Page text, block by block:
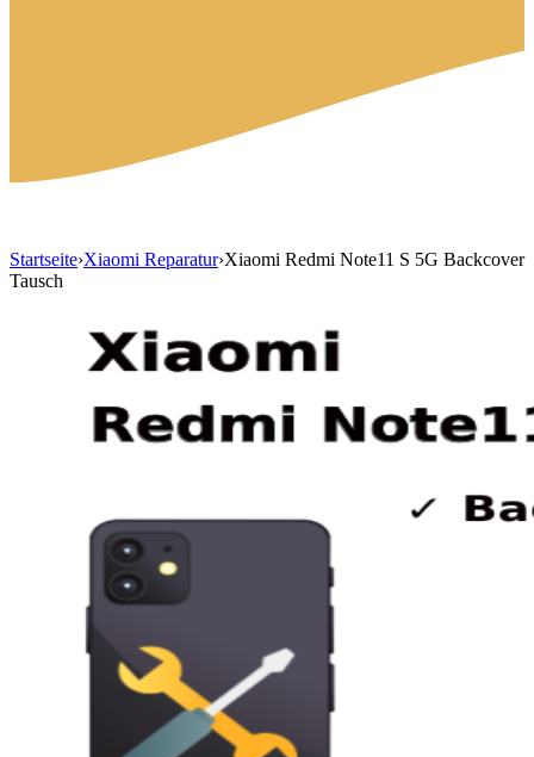
Startseite›Xiaomi Reparatur›Xiaomi Redmi Note11 S 5G Backcover
Tausch